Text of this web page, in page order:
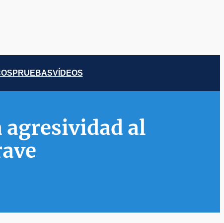
PRUEBASVÍDEOS
agresividad al